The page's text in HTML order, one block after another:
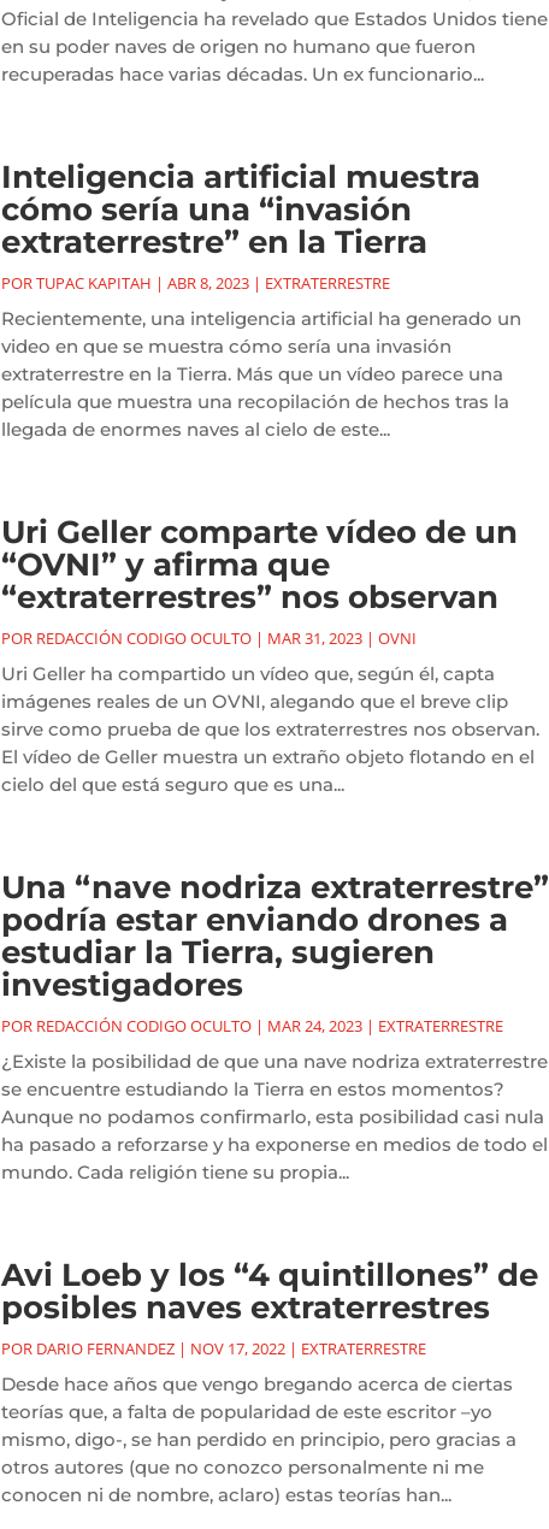
Oficial de Inteligencia ha revelado que Estados Unidos tiene
en su poder naves de origen no humano que fueron
recuperadas hace varias décadas. Un ex funcionario...
Inteligencia artificial muestra
cómo sería una “invasión
extraterrestre” en la Tierra
PORTUPAC KAPITAH | ABR 8, 2023| EXTRATERRESTRE
Recientemente, una inteligencia artificial ha generado un
video en que se muestra cómo sería una invasión
extraterrestre en la Tierra. Más que un vídeo parece una
película que muestra una recopilación de hechos tras la
llegada de enormes naves al cielo de este...
Uri Geller comparte vídeo de un
“OVNI” y afirma que
“extraterrestres” nos observan
POR REDACCIÓN CODIGO OCULTO| MAR 31, 2023| OVNI
Uri Geller ha compartido un vídeo que, según él, capta
imágenes reales de un OVNI, alegando que el breve clip
sirve como prueba de que los extraterrestres nos observan.
El vídeo de Geller muestra un extraño objeto flotando en el
cielo del que está seguro que es una...
Una “nave nodriza extraterrestre”
podría estar enviando drones a
estudiar la Tierra, sugieren
investigadores
POR REDACCIÓN CODIGO OCULTO| MAR 24, 2023| EXTRATERRESTRE
¿Existe la posibilidad de que una nave nodriza extraterrestre
se encuentre estudiando la Tierra en estos momentos?
Aunque no podamos confirmarlo, esta posibilidad casi nula
ha pasado a reforzarse y ha exponerse en medios de todo el
mundo. Cada religión tiene su propia...
Avi Loeb y los “4 quintillones” de
posibles naves extraterrestres
POR DARIO FERNANDEZ| NOV 17, 2022| EXTRATERRESTRE
Desde hace años que vengo bregando acerca de ciertas
teorías que, a falta de popularidad de este escritor –yo
mismo, digo-, se han perdido en principio, pero gracias a
otros autores (que no conozco personalmente ni me
conocen ni de nombre, aclaro) estas teorías han...